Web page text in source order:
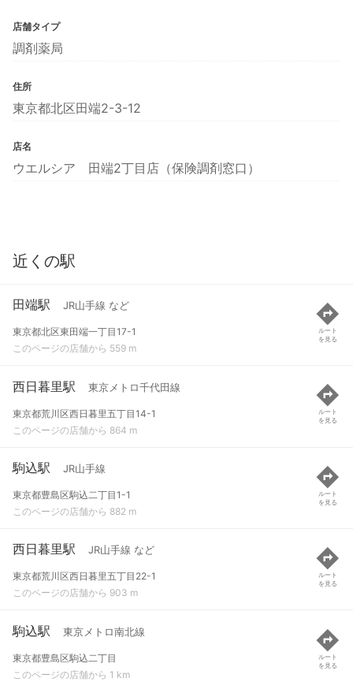
店舗タイプ
調剤薬局
住所
東京都北区田端2-3-12
店名
ウエルシア 田端2丁目店（保険調剤窓口）
近くの駅
田端駅 JR山手線 など
東京都北区東田端一丁目17-1
このページの店舗から 559 m
ルート
を見る
西日暮里駅 東京メトロ千代田線
東京都荒川区西日暮里五丁目14-1
このページの店舗から 864 m
ルート
を見る
駒込駅 JR山手線
東京都豊島区駒込二丁目1-1
このページの店舗から 882 m
ルート
を見る
西日暮里駅 JR山手線 など
東京都荒川区西日暮里五丁目22-1
このページの店舗から 903 m
ルート
を見る
駒込駅 東京メトロ南北線
東京都豊島区駒込二丁目
このページの店舗から 1 km
ルート
を見る